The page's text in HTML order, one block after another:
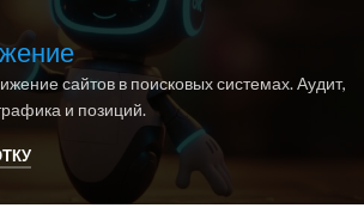
сайтов в поисковых системах. Аудит,
и позиций.